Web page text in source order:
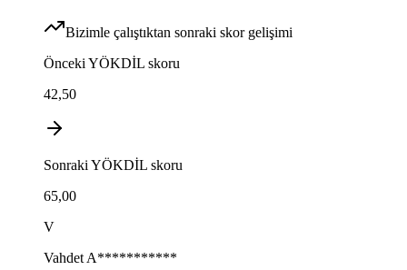
Bizimle çalıştıktan sonraki skor gelişimi
Önceki YÖKDİL skoru
42,50
Sonraki YÖKDİL skoru
65,00
V
Vahdet A***********